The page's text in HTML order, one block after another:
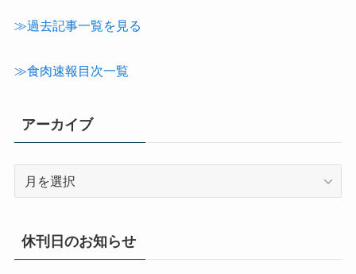
テ
≫過去記事一覧を見る
≫食肉速報目次一覧
アーカイブ
イ
ブ
休刊日のお知らせ